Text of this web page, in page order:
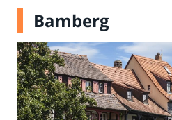
Bamberg